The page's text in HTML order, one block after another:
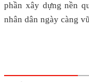
phần xây dựng nền
nhân dân ngày càng